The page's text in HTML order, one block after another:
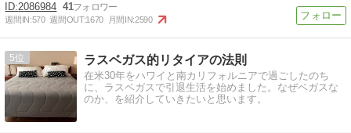
2086984 41
週間IN:570 週間OUT:1670 月間IN:2590
5 ラスベガス的リタイアの法則
在米30年をハワイと南カリフォルニアで過ごしたのち
に、ラスベガスで引退生活を始めました。なぜベガスな
のか、を紹介していきたいと思います。